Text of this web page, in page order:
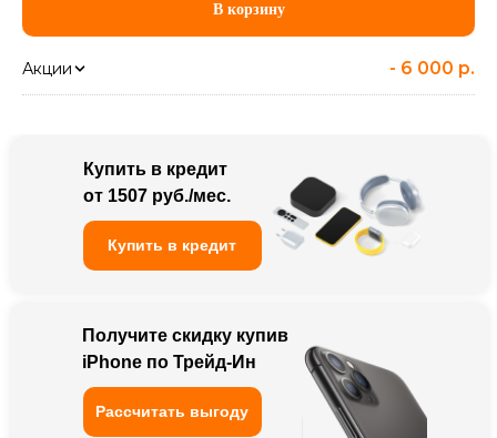
В корзину
Акции - 6 000 р.
Получите скидку купив
iPhone по Трейд-Ин
Купить в кредит
от 1507 руб./мес.
Рассчитать выгоду
Купить в кредит
Большой ассортимент.
Низкие цены
с 2013 года
Наличие официальной
гарантии от магазина
ПОЧЕМУ ВЫБИРАЮТ НАС: